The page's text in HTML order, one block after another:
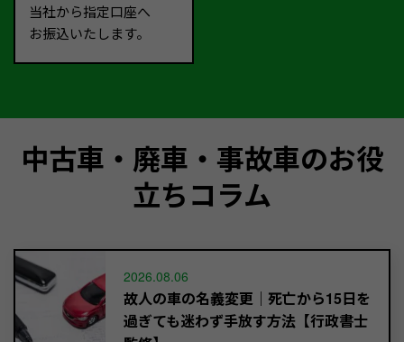
当社から指定口座へ
お振込いたします。
中古車・廃車・事故車のお役
立ちコラム
2026.08.06
故人の車の名義変更｜死亡から15日を
過ぎても迷わず手放す方法【行政書士